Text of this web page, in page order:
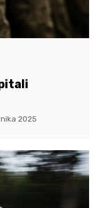
2025